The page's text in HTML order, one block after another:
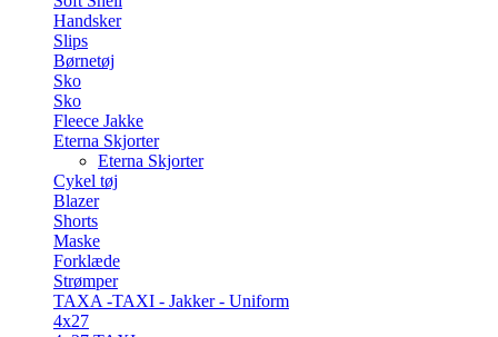
Handsker
Slips
Børnetøj
Sko
Sko
Fleece Jakke
Eterna Skjorter
Eterna Skjorter
Cykel tøj
Blazer
Shorts
Maske
Forklæde
Strømper
TAXA -TAXI - Jakker - Uniform
4x27